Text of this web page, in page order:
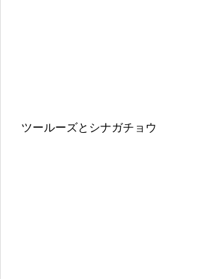
ツールーズとシナガチョウ